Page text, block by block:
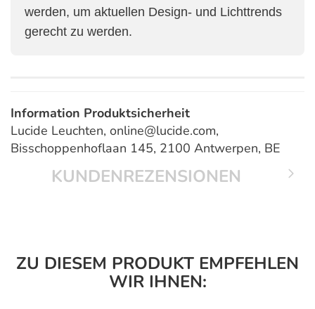
werden, um aktuellen Design- und Lichttrends
gerecht zu werden.
Information Produktsicherheit
Lucide Leuchten, online@lucide.com,
Bisschoppenhoflaan 145, 2100 Antwerpen, BE
KUNDENREZENSIONEN
ZU DIESEM PRODUKT EMPFEHLEN
WIR IHNEN: